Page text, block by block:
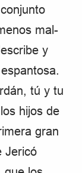
mal-
y
tú y tu
hijos de
gran
Jericó